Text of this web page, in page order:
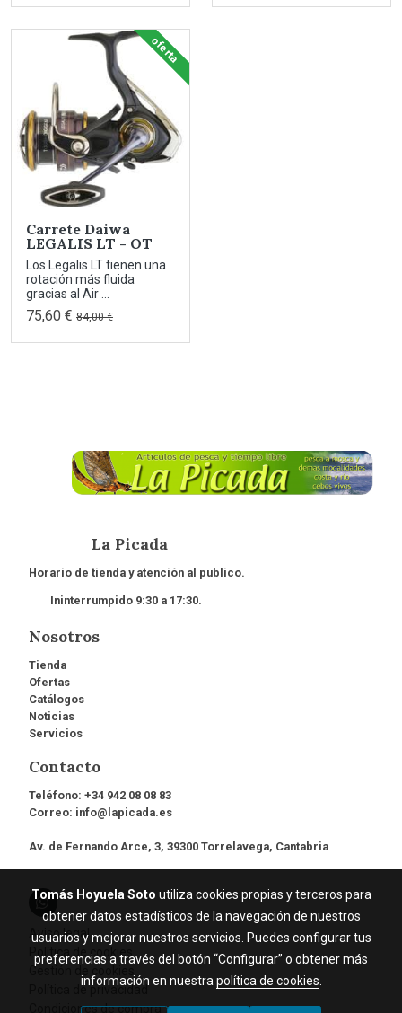
Carrete Daiwa
LEGALIS LT - OT
Los Legalis LT tienen una
rotación más fluida
gracias al Air ...
75,60 € 84,00 €
oferta
La Picada
Horario de tienda y atención al publico.
Ininterrumpido 9:30 a 17:30.
Nosotros
Tienda
Ofertas
Catálogos
Noticias
Servicios
Contacto
Teléfono: +34 942 08 08 83
Correo: info@lapicada.es
Av. de Fernando Arce, 3, 39300 Torrelavega, Cantabria
Aviso legal
Política de cookies
Gestión de cookies
Política de privacidad
Condiciones de compra
Tomás Hoyuela Soto utiliza cookies propias y terceros para
obtener datos estadísticos de la navegación de nuestros
usuarios y mejorar nuestros servicios. Puedes configurar tus
preferencias a través del botón “Configurar” o obtener más
información en nuestra política de cookies